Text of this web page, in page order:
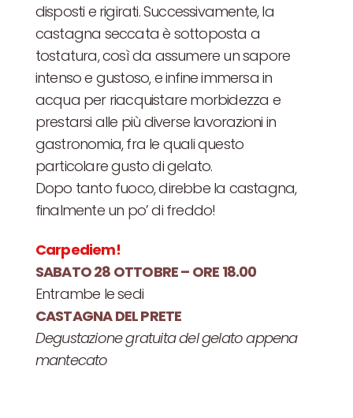
disposti e rigirati. Successivamente, la
castagna seccata è sottoposta a
tostatura, così da assumere un sapore
intenso e gustoso, e infine immersa in
acqua per riacquistare morbidezza e
prestarsi alle più diverse lavorazioni in
gastronomia, fra le quali questo
particolare gusto di gelato.
Dopo tanto fuoco, direbbe la castagna,
finalmente un po’ di freddo!
Carpediem!
SABATO 28 OTTOBRE – ORE 18.00
Entrambe le sedi
CASTAGNA DEL PRETE
Degustazione gratuita del gelato appena
mantecato